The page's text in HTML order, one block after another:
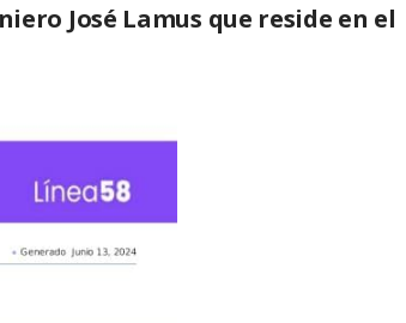
José Lamus que reside en el